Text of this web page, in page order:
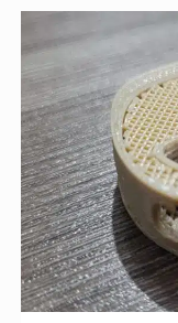
ÁREA
MÉDICA
E
ALTO